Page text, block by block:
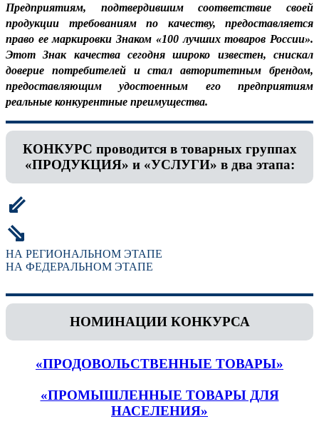
Предприятиям, подтвердившим соответствие своей
продукции требованиям по качеству, предоставляется
право ее маркировки Знаком «100 лучших товаров России».
Этот Знак качества сегодня широко известен, снискал
доверие потребителей и стал авторитетным брендом,
предоставляющим удостоенным его предприятиям
реальные конкурентные преимущества.
КОНКУРС проводится в товарных группах
«ПРОДУКЦИЯ» и «УСЛУГИ» в два этапа:
⇙
⇘
НА РЕГИОНАЛЬНОМ ЭТАПЕ
НА ФЕДЕРАЛЬНОМ ЭТАПЕ
НОМИНАЦИИ КОНКУРСА
«ПРОДОВОЛЬСТВЕННЫЕ ТОВАРЫ»
«ПРОМЫШЛЕННЫЕ ТОВАРЫ ДЛЯ
НАСЕЛЕНИЯ»